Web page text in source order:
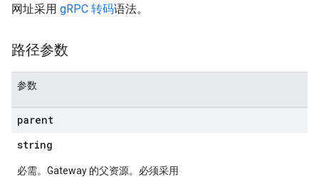
网址采用 gRPC 转码语法。
路径参数
参数
parent
string
必需。Gateway 的父资源。必须采用